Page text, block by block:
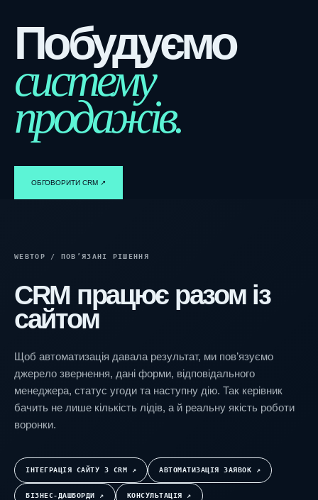
Побудуємо
систему
продажів.
ОБГОВОРИТИ CRM ↗︎
WEBTOP / ПОВ’ЯЗАНІ РІШЕННЯ
CRM працює разом із
сайтом
Щоб автоматизація давала результат, ми пов’язуємо
джерело звернення, дані форми, відповідального
менеджера, статус угоди та наступну дію. Так керівник
бачить не лише кількість лідів, а й реальну якість роботи
воронки.
ІНТЕГРАЦІЯ САЙТУ З CRM ↗︎ АВТОМАТИЗАЦІЯ ЗАЯВОК ↗︎
БІЗНЕС-ДАШБОРДИ ↗︎ КОНСУЛЬТАЦІЯ ↗︎